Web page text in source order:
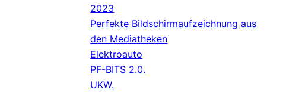
2023
Perfekte Bildschirmaufzeichnung aus
den Mediatheken
Elektroauto
PF-BITS 2.0.
UKW.